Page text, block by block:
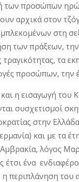
των προσώπων
αρχικά στον
στη
των πράξεων,
τραγικότητας, τα
προσώπων,
και η εισαγωγή
συσχετισμοί
στην
και με τα
λόγος
έτσι ένα
περιπλάνηση του